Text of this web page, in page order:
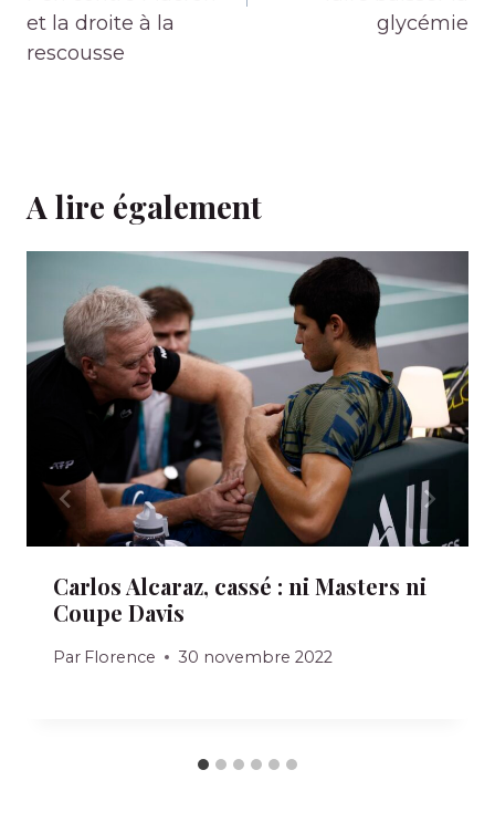
et la droite à la
rescousse
glycémie
A lire également
Carlos Alcaraz, cassé : ni Masters ni
Coupe Davis
Par Florence 30 novembre 2022